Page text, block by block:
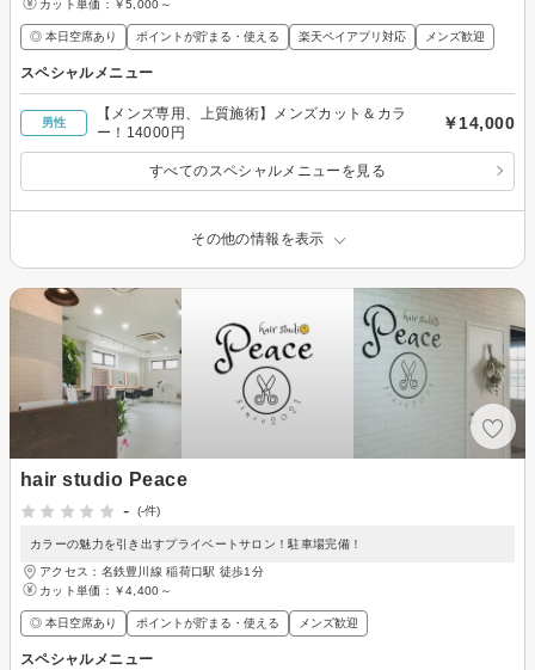
カット単価： ￥5,000～
◎ 本日空席あり ポイントが貯まる・使える 楽天ペイアプリ対応 メンズ歓迎
スペシャルメニュー
男性
【メンズ専用、上質施術】メンズカット＆カラ
ー！14000円
￥14,000
すべてのスペシャルメニューを見る
その他の情報を表示
hair studio Peace
-
(-件)
カラーの魅力を引き出すプライベートサロン！駐車場完備！
アクセス：名鉄豊川線 稲荷口駅 徒歩1分
カット単価： ￥4,400～
◎ 本日空席あり ポイントが貯まる・使える メンズ歓迎
スペシャルメニュー